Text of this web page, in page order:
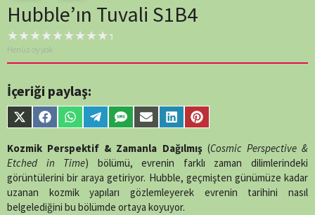
Hubble’ın Tuvali S1B4
Henüz oy yok
İçeriği paylaş:
Share
on
X
(Twitter)
Share
on
Facebook
Share
on
WhatsApp
Share
on
Telegram
Share
on
SMS
Share
on
Email
Share
on
LinkedIn
Share
on
Pinterest
Kozmik Perspektif & Zamanla Dağılmış(Cosmic Perspective &
Etched in Time) bölümü, evrenin farklı zaman dilimlerindeki
görüntülerini bir araya getiriyor. Hubble, geçmişten günümüze kadar
uzanan kozmik yapıları gözlemleyerek evrenin tarihini nasıl
belgelediğini bu bölümde ortaya koyuyor.